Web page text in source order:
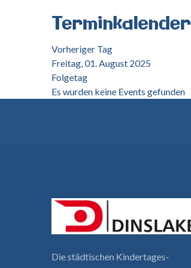
Terminkalender
Vorheriger Tag
Freitag, 01. August 2025
Folgetag
Es wurden keine Events gefunden
Die städtischen Kindertages­